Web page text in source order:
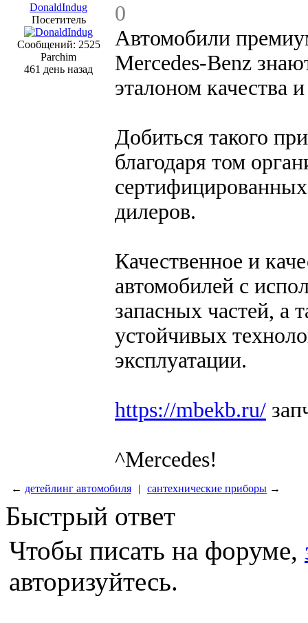
DonaldIndug
Посетитель
Сообщений: 2525
Parchim
461 день назад
0
Автомобили
Mercedes-Benz
эталоном качества
Добиться такого
благодаря том
дилеров.
Качественное и
автомобилей с
запасных частей, а
устойчивых
эксплуатации.
https://mbekb.ru/
^Mercedes!
← детейлинг автомобиля | сантехнические приборы →
Быстрый ответ
Чтобы писать на форуме,
авторизуйтесь.